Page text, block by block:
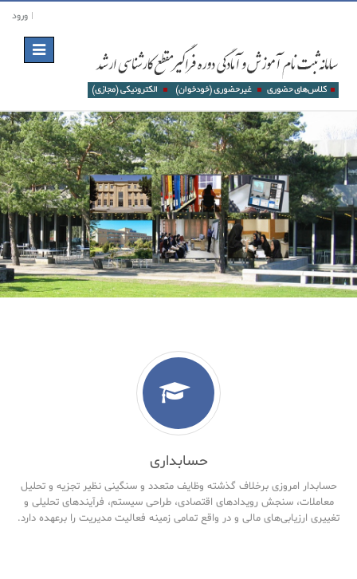
ورود
Toggle
navigation
حسابداری
حسابدار امروزی برخلاف گذشته وظایف متعدد و سنگینی نظیر تجزیه و تحلیل
معاملات، سنجش رویدادهای اقتصادی، طراحی سیستم، فرآیندهای تحلیلی و
تغییری ارزیابی‌های مالی و در واقع تمامی زمینه فعالیت مدیریت را برعهده دارد.